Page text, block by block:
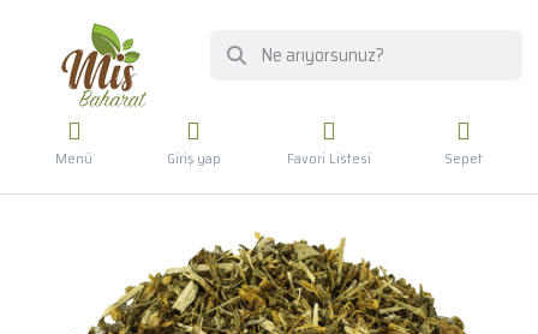
Menü Giriş yap Favori Listesi Sepet